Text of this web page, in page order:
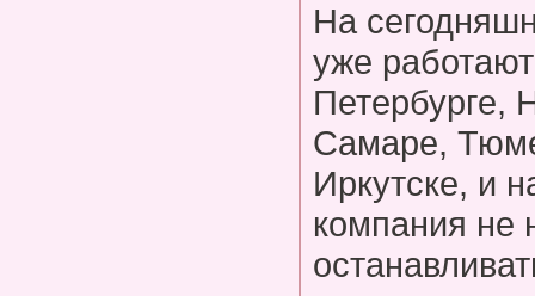
На
уже
Петербурге,
Самаре,
Иркутске, и
компания не